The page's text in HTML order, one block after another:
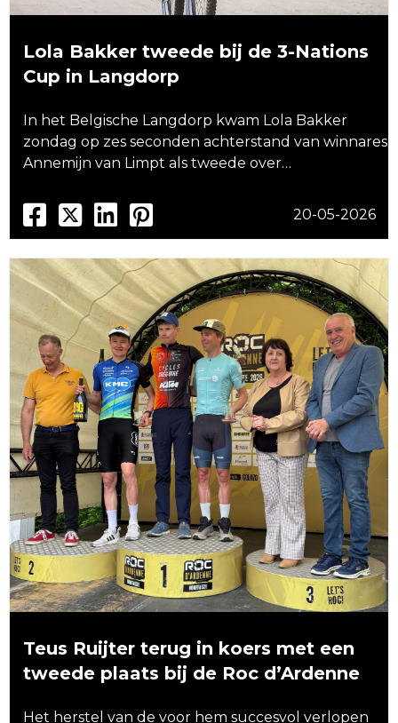
Lola Bakker tweede bij de 3-Nations
Cup in Langdorp
In het Belgische Langdorp kwam Lola Bakker
zondag op zes seconden achterstand van winnares
Annemijn van Limpt als tweede over…
20-05-2026
Teus Ruijter terug in koers met een
tweede plaats bij de Roc d’Ardenne
Het herstel van de voor hem succesvol verlopen